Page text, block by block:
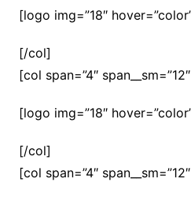
[logo img=”18″
[/col]
[col span=”4″
[logo img=”18″
[/col]
[col span=”4″